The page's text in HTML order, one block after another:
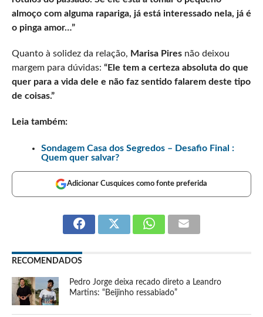
almoço com alguma rapariga, já está interessado nela, já é
o pinga amor…”
Quanto à solidez da relação, Marisa Piresnão deixou
margem para dúvidas: “Ele tem a certeza absoluta do que
quer para a vida dele e não faz sentido falarem deste tipo
de coisas.”
Leia também:
Sondagem Casa dos Segredos – Desafio Final :
Quem quer salvar?
Adicionar Cusquices como fonte preferida
RECOMENDADOS
Pedro Jorge deixa recado direto a Leandro
Martins: “Beijinho ressabiado”